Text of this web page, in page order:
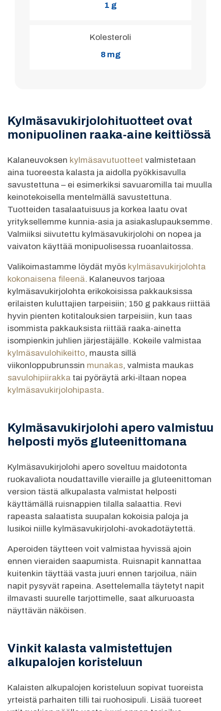
1 g
Kolesteroli
8 mg
Kylmäsavukirjolohituotteet ovat
monipuolinen raaka-aine keittiössä
Kalaneuvoksen kylmäsavutuotteet valmistetaan
aina tuoreesta kalasta ja aidolla pyökkisavulla
savustettuna – ei esimerkiksi savuaromilla tai muulla
keinotekoisella mentelmällä savustettuna.
Tuotteiden tasalaatuisuus ja korkea laatu ovat
yrityksellemme kunnia-asia ja asiakaslupauksemme.
Valmiiksi siivutettu kylmäsavukirjolohi on nopea ja
vaivaton käyttää monipuolisessa ruoanlaitossa.
Valikoimastamme löydät myös kylmäsavukirjolohta
kokonaisena fileenä. Kalaneuvos tarjoaa
kylmäsavukirjolohta erikokoisissa pakkauksissa
erilaisten kuluttajien tarpeisiin; 150 g pakkaus riittää
hyvin pienten kotitalouksien tarpeisiin, kun taas
isommista pakkauksista riittää raaka-ainetta
isompienkin juhlien järjestäjälle. Kokeile valmistaa
kylmäsavulohikeitto, mausta sillä
viikonloppubrunssin munakas, valmista maukas
savulohipiirakka tai pyöräytä arki-iltaan nopea
kylmäsavukirjolohipasta.
Kylmäsavukirjolohi apero valmistuu
helposti myös gluteenittomana
Kylmäsavukirjolohi apero soveltuu maidotonta
ruokavaliota noudattaville vieraille ja gluteenittoman
version tästä alkupalasta valmistat helposti
käyttämällä ruisnappien tilalla salaattia. Revi
rapeasta salaatista suupalan kokoisia paloja ja
lusikoi niille kylmäsavukirjolohi-avokadotäytettä.
Aperoiden täytteen voit valmistaa hyvissä ajoin
ennen vieraiden saapumista. Ruisnapit kannattaa
kuitenkin täyttää vasta juuri ennen tarjoilua, näin
napit pysyvät rapeina. Asettelemalla täytetyt napit
ilmavasti suurelle tarjottimelle, saat alkuruoasta
näyttävän näköisen.
Vinkit kalasta valmistettujen
alkupalojen koristeluun
Kalaisten alkupalojen koristeluun sopivat tuoreista
yrteistä parhaiten tilli tai ruohosipuli. Lisää tuoreet